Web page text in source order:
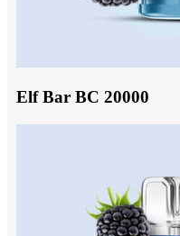
Elf Bar BC 20000